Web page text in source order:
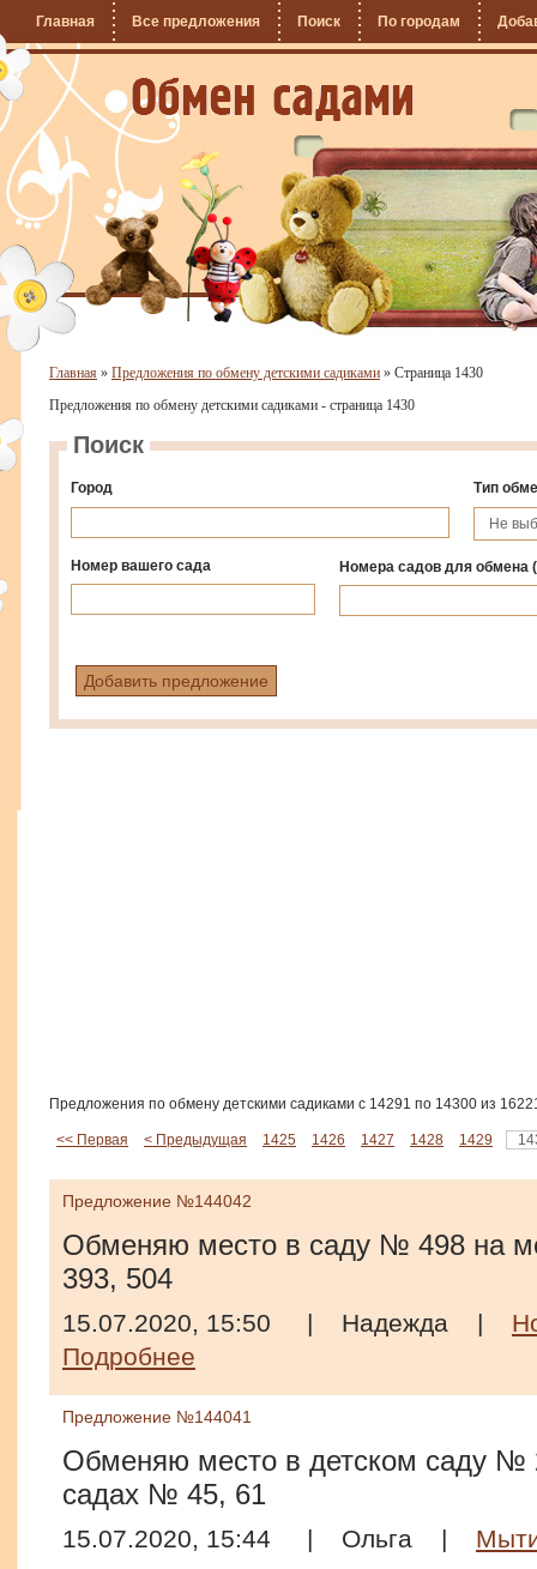
Главная Все предложения Поиск По городам
Главная » Предложения по обмену детскими садиками » Страница 1430
Предложения по обмену детскими садиками - страница 1430
Поиск
Город Тип
Номер вашего сада Номера садов для обмена(
Добавить предложение
Предложения по обмену детскими садиками с 14291 по 14300 из
<< Первая < Предыдущая 1425 1426 1427 1428 1429
Предложение №144042
Обменяю место в саду № 498 на
393, 504
15.07.2020, 15:50 | Надежда |
Подробнее
Предложение №144041
Обменяю место в детском саду №
садах № 45, 61
15.07.2020, 15:44 | Ольга |